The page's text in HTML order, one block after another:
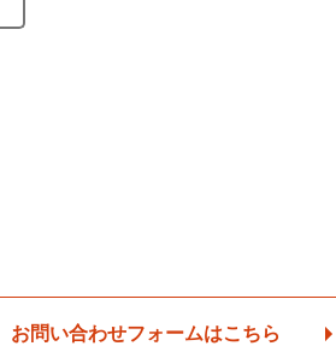
お問い合わせフォームはこちら